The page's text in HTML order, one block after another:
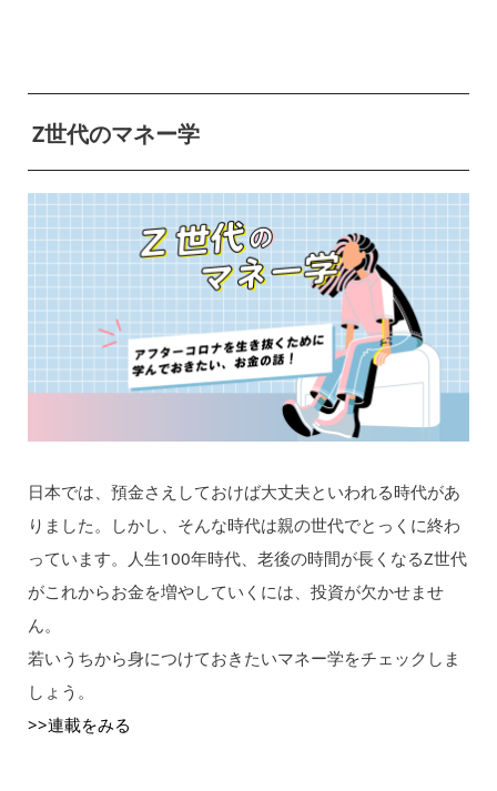
Z世代のマネー学
日本では、預金さえしておけば大丈夫といわれる時代があ
りました。しかし、そんな時代は親の世代でとっくに終わ
っています。人生100年時代、老後の時間が長くなるZ世代
がこれからお金を増やしていくには、投資が欠かせませ
ん。
若いうちから身につけておきたいマネー学をチェックしま
しょう。
>>連載をみる